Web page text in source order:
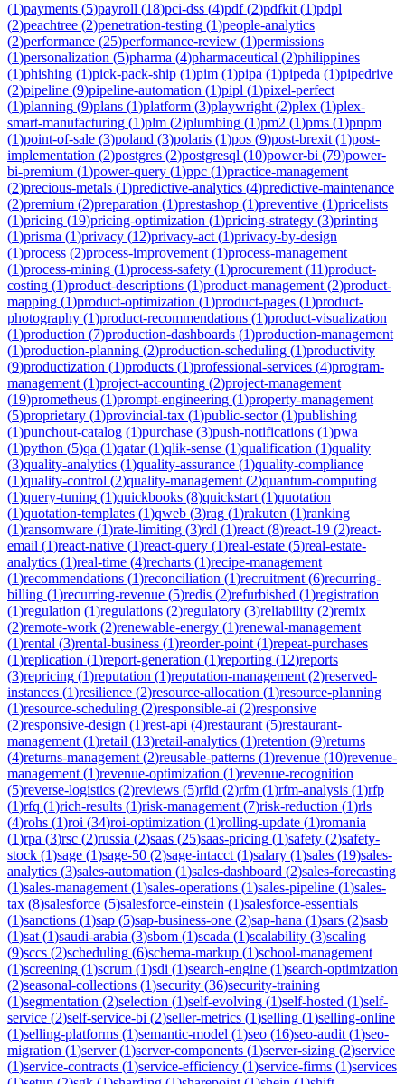
(1)payments (5)payroll (18)pci-dss (4)pdf(2)pdfkit (1)pdpl
(2)peachtree (2)penetration-testing (1)people-analytics
(2)performance (25)performance-review (1)permissions
(1)personalization (5)pharma (4)pharmaceutical (2)philippines
(1)phishing (1)pick-pack-ship (1)pim (1)pipa (1)pipeda (1)pipedrive
(2)pipeline (9)pipeline-automation (1)pipl (1)pixel-perfect
(1)planning (9)plans (1)platform (3)playwright (2)plex (1)plex-
smart-manufacturing (1)plm (2)plumbing (1)pm2 (1)pms (1)pnpm
(1)point-of-sale (3)poland (3)polaris (1)pos (9)post-brexit (1)post-
implementation (2)postgres (2)postgresql (10)power-bi (79)power-
bi-premium (1)power-query (1)ppc (1)practice-management
(2)precious-metals (1)predictive-analytics (4)predictive-maintenance
(2)premium (2)preparation (1)prestashop (1)preventive (1)pricelists
(1)pricing (19)pricing-optimization (1)pricing-strategy (3)printing
(1)prisma (1)privacy (12)privacy-act (1)privacy-by-design
(1)process (2)process-improvement (1)process-management
(1)process-mining (1)process-safety (1)procurement (11)product-
costing (1)product-descriptions (1)product-management (2)product-
mapping (1)product-optimization (1)product-pages (1)product-
photography (1)product-recommendations (1)product-visualization
(1)production (7)production-dashboards (1)production-management
(1)production-planning (2)production-scheduling (1)productivity
(9)productization (1)products (1)professional-services (4)program-
management (1)project-accounting (2)project-management
(19)prometheus (1)prompt-engineering (1)property-management
(5)proprietary (1)provincial-tax (1)public-sector(1)publishing
(1)punchout-catalog (1)purchase (3)push-notifications (1)pwa
(1)python (5)qa (1)qatar(1)qlik-sense (1)qualification (1)quality
(3)quality-analytics (1)quality-assurance (1)quality-compliance
(1)quality-control (2)quality-management (2)quantum-computing
(1)query-tuning (1)quickbooks (8)quickstart (1)quotation
(1)quotation-templates (1)qweb (3)rag (1)rakuten (1)ranking
(1)ransomware (1)rate-limiting (3)rdl (1)react (8)react-19 (2)react-
email (1)react-native (1)react-query (1)real-estate (5)real-estate-
analytics (1)real-time (4)recharts (1)recipe-management
(1)recommendations (1)reconciliation (1)recruitment (6)recurring-
billing (1)recurring-revenue (5)redis (2)refurbished (1)registration
(1)regulation (1)regulations (2)regulatory (3)reliability (2)remix
(2)remote-work (2)renewable-energy (1)renewal-management
(1)rental (3)rental-business (1)reorder-point (1)repeat-purchases
(1)replication (1)report-generation (1)reporting (12)reports
(3)repricing (1)reputation (1)reputation-management (2)reserved-
instances (1)resilience (2)resource-allocation (1)resource-planning
(1)resource-scheduling (2)responsible-ai (2)responsive
(2)responsive-design (1)rest-api (4)restaurant (5)restaurant-
management (1)retail (13)retail-analytics (1)retention (9)returns
(4)returns-management (2)reusable-patterns (1)revenue (10)revenue-
management (1)revenue-optimization (1)revenue-recognition
(5)reverse-logistics (2)reviews (5)rfid (2)rfm (1)rfm-analysis (1)rfp
(1)rfq (1)rich-results (1)risk-management (7)risk-reduction (1)rls
(4)rohs (1)roi (34)roi-optimization (1)rolling-update (1)romania
(1)rpa (3)rsc (2)russia (2)saas (25)saas-pricing (1)safety (2)safety-
stock (1)sage (1)sage-50 (2)sage-intacct (1)salary (1)sales (19)sales-
analytics (3)sales-automation (1)sales-dashboard (2)sales-forecasting
(1)sales-management (1)sales-operations (1)sales-pipeline (1)sales-
tax (8)salesforce (5)salesforce-einstein (1)salesforce-essentials
(1)sanctions (1)sap (5)sap-business-one (2)sap-hana (1)sars (2)sasb
(1)sat (1)saudi-arabia (3)sbom (1)scada (1)scalability (3)scaling
(9)sccs (2)scheduling (6)schema-markup (1)school-management
(1)screening (1)scrum (1)sdi (1)search-engine (1)search-optimization
(2)seasonal-collections (1)security (36)security-training
(1)segmentation (2)selection (1)self-evolving (1)self-hosted (1)self-
service (2)self-service-bi (2)seller-metrics (1)selling (1)selling-online
(1)selling-platforms (1)semantic-model (1)seo (16)seo-audit (1)seo-
migration (1)server(1)server-components (1)server-sizing (2)service
(1)service-contracts (1)service-efficiency (1)service-firms (1)services